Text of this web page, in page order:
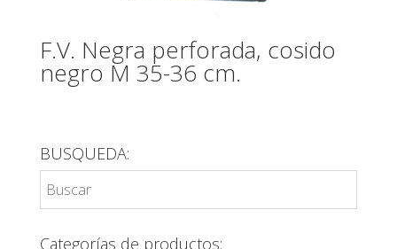
F.V. Negra perforada, cosido
negro M 35-36 cm.
BUSQUEDA:
Categorías de productos: